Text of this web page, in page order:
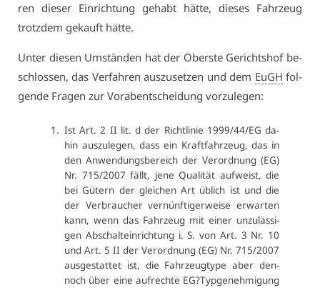
ren die­ser Ein­rich­tung ge­habt hät­te, die­ses Fahr­zeug
trotz­dem ge­kauft hät­te.
Un­ter die­sen Um­stän­den hat der Obers­te Ge­richts­hof be­
schlos­sen, das Ver­fah­ren aus­zu­set­zen und dem EuGH fol­
gen­de Fra­gen zur Vor­ab­ent­schei­dung vor­zu­le­gen:
Ist Art. 2 II lit. d der Richt­li­nie 1999/44/EG da­
hin aus­zu­le­gen, dass ein Kraft­fahr­zeug, das in
den An­wen­dungs­be­reich der Ver­ord­nung (EG)
Nr. 715/2007 fällt, je­ne Qua­li­tät auf­weist, die
bei Gü­tern der glei­chen Art üb­lich ist und die
der Ver­brau­cher ver­nünf­ti­ger­wei­se er­war­ten
kann, wenn das Fahr­zeug mit ei­ner un­zu­läs­si­
gen Ab­schalt­ein­rich­tung i. S. von Art. 3 Nr. 10
und Art. 5 II der Ver­ord­nung (EG) Nr. 715/2007
aus­ge­stat­tet ist, die Fahr­zeug­ty­pe aber den­
noch über ei­ne auf­rech­te EG?Typ­ge­neh­mi­gung